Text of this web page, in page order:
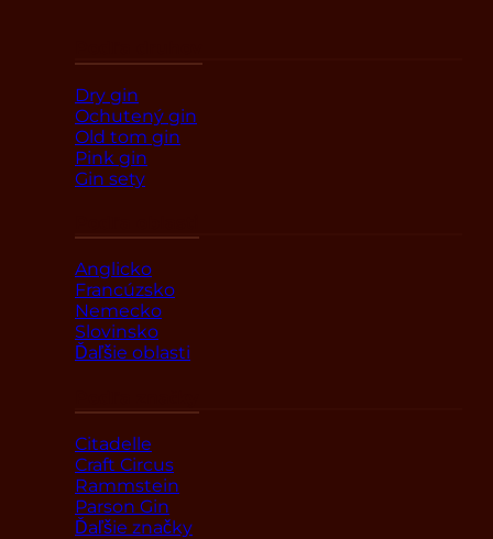
Dry gin
Ochutený gin
Old tom gin
Pink gin
Gin sety
Anglicko
Francúzsko
Nemecko
Slovinsko
Ďaľšie oblasti
Citadelle
Craft Circus
Rammstein
Parson Gin
Ďaľšie značky